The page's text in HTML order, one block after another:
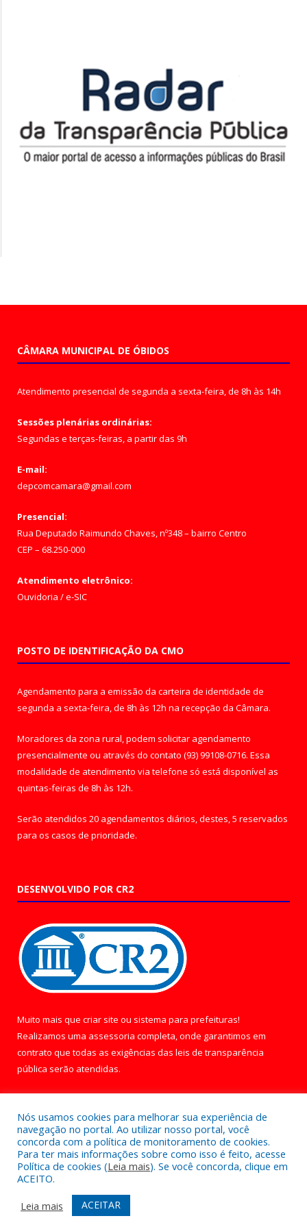
CÂMARA MUNICIPAL DE ÓBIDOS
Atendimento presencial de segunda a sexta-feira, de 8h às 14h
Sessões plenárias ordinárias:
Segundas e terças-feiras, a partir das 9h
E-mail:
depcomcamara@gmail.com
Presencial:
Rua Deputado Raimundo Chaves, nº348 – bairro Centro
CEP – 68.250-000
Atendimento eletrônico:
Ouvidoria /e-SIC
POSTO DE IDENTIFICAÇÃO DA CMO
Agendamento para a emissão da carteira de identidade de
segunda a sexta-feira, de 8h às 12h na recepção da Câmara.
Moradores da zona rural, podem solicitar agendamento
presencialmente ou através do contato (93) 99108-0716. Essa
modalidade de atendimento via telefone só está disponível as
quintas-feiras de 8h às 12h.
Serão atendidos 20 agendamentos diários, destes, 5 reservados
para os casos de prioridade.
DESENVOLVIDO POR CR2
Muito mais que criar site ou sistema para prefeituras!
Realizamos uma assessoria completa, onde garantimos em
contrato que todas as exigências das leis de transparência
pública serão atendidas.
Todos os direitos reservados a Câmara Municipal de Óbidos.
Mapa do Site
Acessar Área Administrativa
Acessar Webmail
Nós usamos cookies para melhorar sua experiência de
navegação no portal. Ao utilizar nosso portal, você
concorda com a política de monitoramento de cookies.
Para ter mais informações sobre como isso é feito, acesse
Política de cookies (Leia mais). Se você concorda, clique em
ACEITO.
Leia mais
ACEITAR